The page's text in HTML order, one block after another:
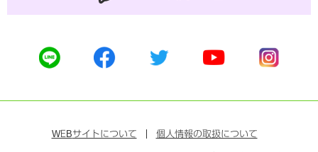
公
式
イ
公
式
ェ
ス
公
式
イ
タ
公
ー
ュ
公
式
ン
WEBサイトについて 個人情報の取扱について